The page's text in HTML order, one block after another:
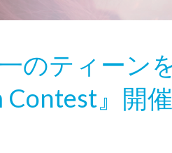
のティーン
Contest』開催